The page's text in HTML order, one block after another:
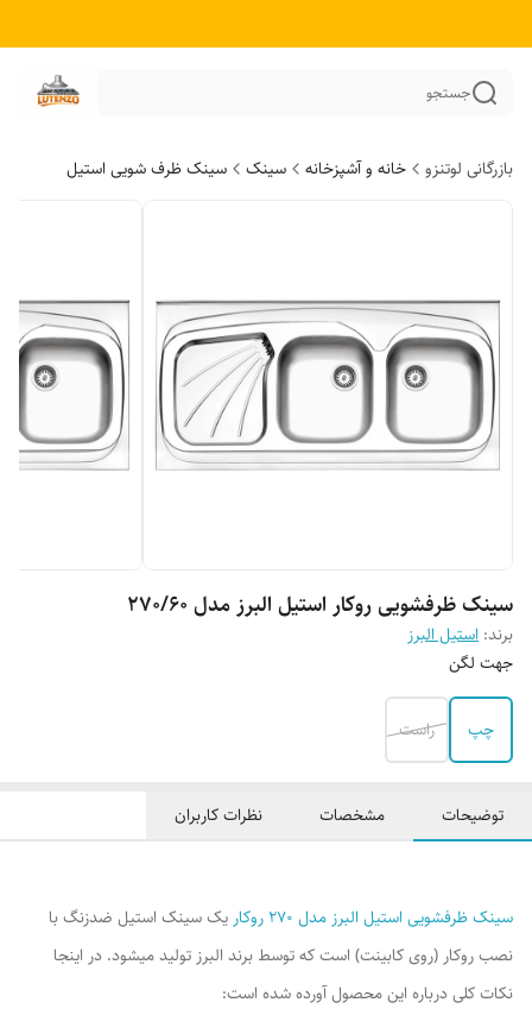
جستجو
بازرگانی لوتنزو خانه و آشپزخانه سینک سینک ظرف شویی استیل
سينک ظرفشویی روکار استیل البرز مدل 270/60
برند: استیل البرز
جهت لگن
چپ راست
توضیحات مشخصات نظرات کاربران
سینک ظرفشویی استیل البرز مدل ۲۷۰ روکار
یک سینک استیل ضدزنگ با
نصب روکار (روی کابینت) است که توسط برند البرز تولید میشود. در اینجا
نکات کلی درباره این محصول آورده شده است: